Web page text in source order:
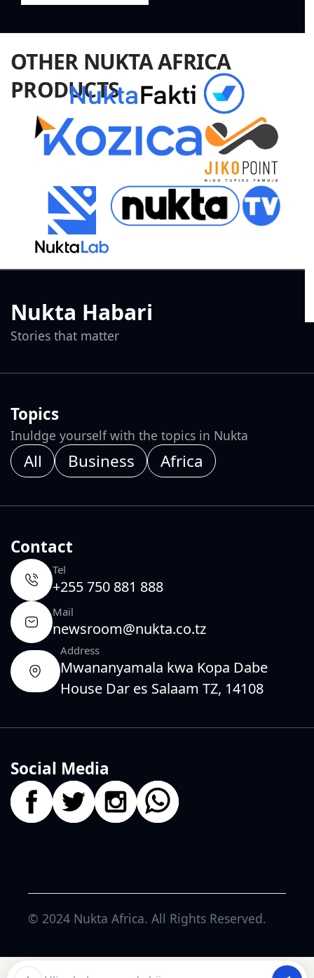
OTHER NUKTA AFRICA
PRODUCTS
Nukta Habari
Stories that matter
Topics
Inuldge yourself with the topics in Nukta
All Business Africa
Contact
Tel
+255 750 881 888
Mail
newsroom@nukta.co.tz
Address
Mwananyamala kwa Kopa Dabe
House Dar es Salaam TZ, 14108
Social Media
© 2024 Nukta Africa. All Rights Reserved.